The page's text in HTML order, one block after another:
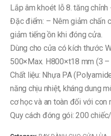
Lắp âm khoét lỗ 8. tăng chỉnh
Đặc điểm: – Nêm giảm chấn
giảm tiếng ồn khi đóng cửa.
Dùng cho cửa có kích thước
500×Max. H800×t18 mm (3 –
Chất liệu: Nhựa PA
năng chịu nhiệt, kháng dung
cơ học và an toàn đối với con
Quy cách đóng gói: 200